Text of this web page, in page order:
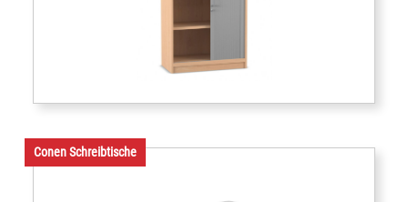
Conen Schreibtische